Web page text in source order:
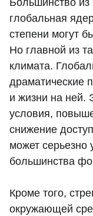
Большинство из
глобальная
степени могут
Но главной из
климата.
драматические
и жизни на ней.
условия,
снижение
может серьезно
большинства
Кроме того,
окружающей